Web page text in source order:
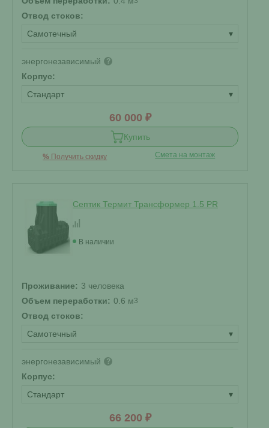
Отвод стоков:
Самотечный
▾
энергонезависимый ?
Корпус:
Стандарт
▾
60 000 ₽
Купить
% Получить скидку Смета на монтаж
Септик Термит Трансформер 1.5 PR
В наличии
Проживание: 3 человека
Объем переработки: 0.6 м3
Отвод стоков:
Самотечный
▾
энергонезависимый ?
Корпус:
Стандарт
▾
66 200 ₽